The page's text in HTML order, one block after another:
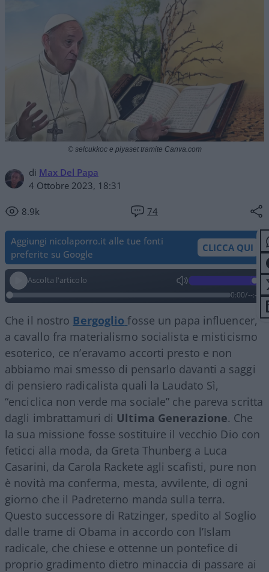
di Max Del Papa
4 Ottobre 2023, 18:31
8.9k 74
© selcukkoc e piyaset tramite Canva.com
Aggiungi nicolaporro.it alle tue fonti
preferite su Google
CLICCA QUI
Ascolta l'articolo
0:00/--:--
Che il nostro Bergoglio fosse un papa influencer,
a cavallo fra materialismo socialista e misticismo
esoterico, ce n’eravamo accorti presto e non
abbiamo mai smesso di pensarlo davanti a saggi
di pensiero radicalista quali la Laudato Sì,
“enciclica non verde ma sociale” che pareva scritta
dagli imbrattamuri di Ultima Generazione. Che
la sua missione fosse sostituire il vecchio Dio con
feticci alla moda, da Greta Thunberg a Luca
Casarini, da Carola Rackete agli scafisti, pure non
è novità ma conferma, mesta, avvilente, di ogni
giorno che il Padreterno manda sulla terra.
Questo successore di Ratzinger, spedito al Soglio
dalle trame di Obama in accordo con l’Islam
radicale, che chiese e ottenne un pontefice di
proprio gradimento dietro minaccia di passare ai